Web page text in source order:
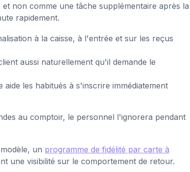
non comme une tâche supplémentaire après la
rapidement.
à la caisse, à l'entrée et sur les reçus
aussi naturellement qu'il demande le
les habitués à s'inscrire immédiatement
au comptoir, le personnel l'ignorera pendant
un programme de fidélité par carte à
une visibilité sur le comportement de retour.